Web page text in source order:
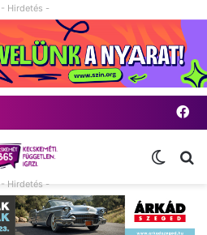
- Hirdetés -
- Hirdetés -